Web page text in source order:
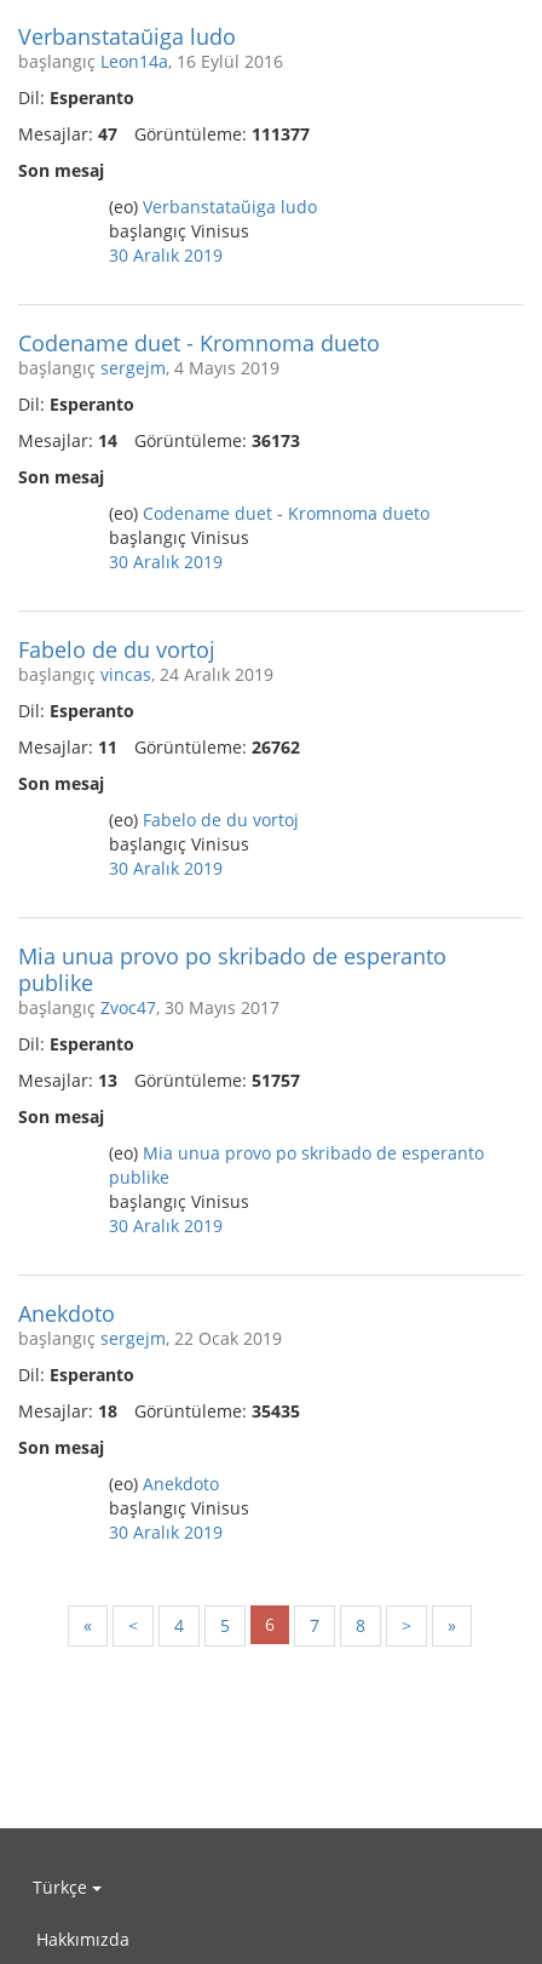
Verbanstataŭiga ludo
başlangıç Leon14a, 16 Eylül 2016
Dil: Esperanto
Mesajlar: 47 Görüntüleme: 111377
Son mesaj
(eo) Verbanstataŭiga ludo
başlangıç Vinisus
30 Aralık 2019
Codename duet - Kromnoma dueto
başlangıç sergejm, 4 Mayıs 2019
Dil: Esperanto
Mesajlar: 14 Görüntüleme: 36173
Son mesaj
(eo) Codename duet - Kromnoma dueto
başlangıç Vinisus
30 Aralık 2019
Fabelo de du vortoj
başlangıç vincas, 24 Aralık 2019
Dil: Esperanto
Mesajlar: 11 Görüntüleme: 26762
Son mesaj
(eo) Fabelo de du vortoj
başlangıç Vinisus
30 Aralık 2019
Mia unua provo po skribado de esperanto
publike
başlangıç Zvoc47, 30 Mayıs 2017
Dil: Esperanto
Mesajlar: 13 Görüntüleme: 51757
Son mesaj
(eo) Mia unua provo po skribado de esperanto
publike
başlangıç Vinisus
30 Aralık 2019
Anekdoto
başlangıç sergejm, 22 Ocak 2019
Dil: Esperanto
Mesajlar: 18 Görüntüleme: 35435
Son mesaj
(eo) Anekdoto
başlangıç Vinisus
30 Aralık 2019
« < 4 5 6 7 8 > »
Türkçe
Hakkımızda